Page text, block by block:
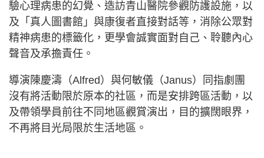
驗心理病患的幻覺、造訪青山醫院參觀防護設施，以
及「真人圖書館」與康復者直接對話等，消除公眾對
精神病患的標籤化，更學會誠實面對自己、聆聽內心
聲音及承擔責任。
導演陳慶濤（Alfred）與何敏儀（Janus）同指劇團
沒有將活動限於原本的社區，而是安排跨區活動，以
及帶領學員前往不同地區觀賞演出，目的擴闊眼界，
不再將目光局限於生活地區。